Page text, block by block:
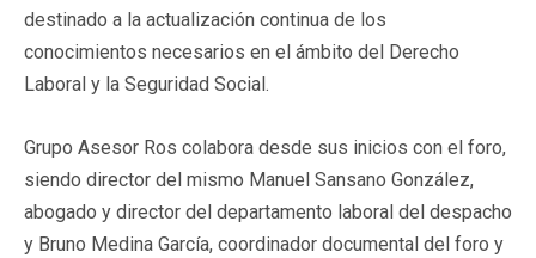
destinado a la actualización continua de los
conocimientos necesarios en el ámbito del Derecho
Laboral y la Seguridad Social.
Grupo Asesor Ros colabora desde sus inicios con el foro,
siendo director del mismo Manuel Sansano González,
abogado y director del departamento laboral del despacho
y Bruno Medina García, coordinador documental del foro y